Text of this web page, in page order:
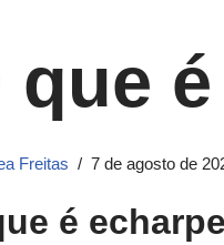
que
Freitas 7 de agosto de
é